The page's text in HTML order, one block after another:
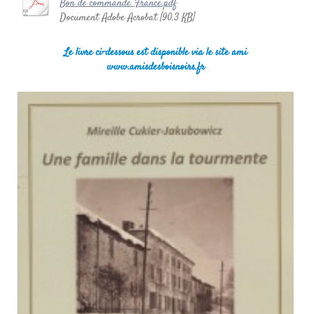
Bon de commande France.pdf
Document Adobe Acrobat [90.3 KB]
Le livre ci-dessous est disponible via le site ami
www.amisdesboisnoirs.fr